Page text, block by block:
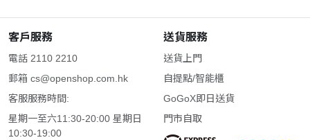
客戶服務
電話 2110 2210
郵箱 cs@openshop.com.hk
客服服務時間:
星期一至六11:30-20:00 星期日
10:30-19:00
送貨服務
送貨上門
自提點/智能櫃
GoGoX即日送貨
門市自取